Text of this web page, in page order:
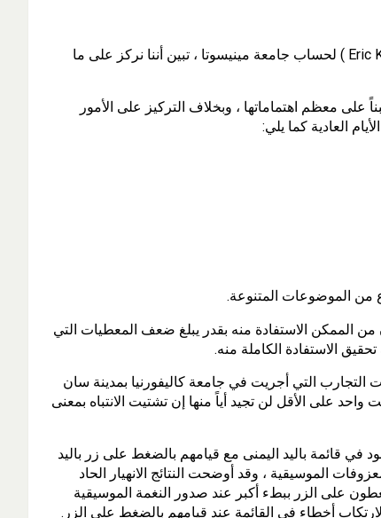
وطبقاً لمسح أجراه العالم النفسي الدكتور (( إريك كلينجر )) (Eric Klinfer ) لحساب جامعة مينيسوتا ، تبين أننا نركز على ما
على معظم اهتماماتها ، وبخلاف التركيز على الأمور
العادية كما يلي:
الممكن الاستفادة منه بقدر يبلغ ضعف المعطيات التي
الاستفادة الكاملة منه.
التجارب التي أجريت في جامعة كاليفورنيا بمدينة سان
على الأقل لن تجيد أياً منها إن تشتيت الانتباه بمعنى
في قائمة باليد اليمنى مع قيامهم بالضغط على زر باليد
الموسيقية ، وقد أوضحت النتائج الانهيار الحاد
على الزر ببطء أكبر عند صدور النغمة الموسيقية
أخطاء في القائمة عند قيامهم بالضغط على الزر.